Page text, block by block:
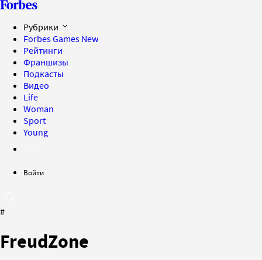
Рубрики
Forbes Games New
Рейтинги
Франшизы
Подкасты
Видео
Life
Woman
Sport
Young
Войти
#
FreudZone